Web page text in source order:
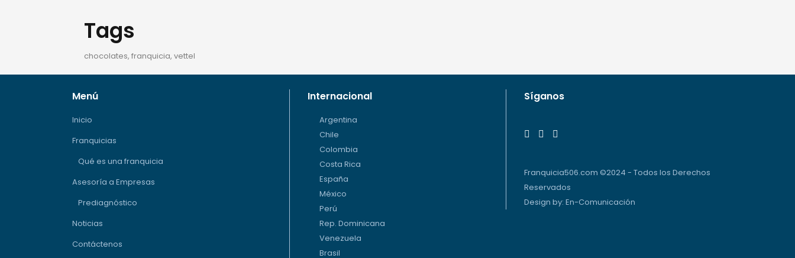
Tags
chocolates, franquicia, vettel
Menú
Inicio
Franquicias
Qué es una franquicia
Asesoría a Empresas
Prediagnóstico
Noticias
Contáctenos
Internacional
Argentina
Chile
Colombia
Costa Rica
España
México
Perú
Rep. Dominicana
Venezuela
Brasil
Síganos
Franquicia506.com ©2024 - Todos los Derechos
Reservados
Design by:En-Comunicación